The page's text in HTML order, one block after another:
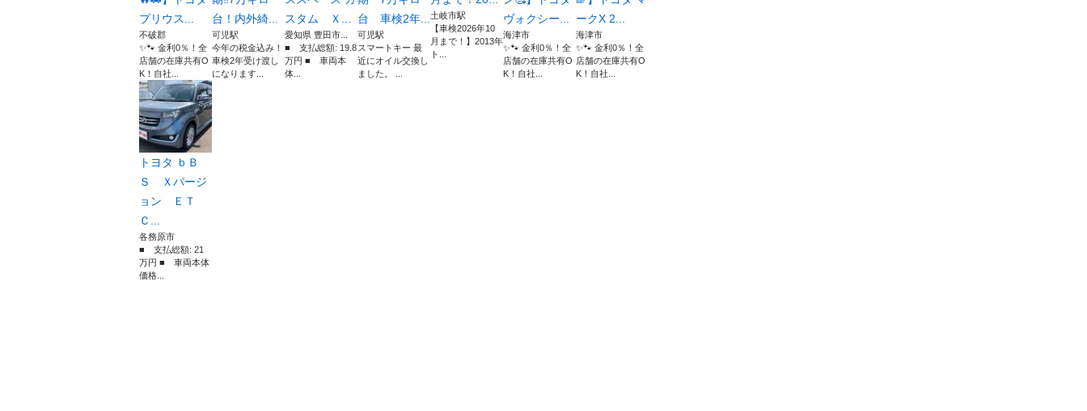
プリウス...
不破郡
✨🐾 金利0％！全
店舗の在庫共有O
K！自社...
台！内外綺...
可児駅
今年の税金込み！
車検2年受け渡し
になります...
スタム Ｘ...
愛知県 豊田市...
■ 支払総額: 19.8
万円 ■ 車両本
体...
台 車検2年...
可児駅
スマートキー 最
近にオイル交換し
ました。 ...
土岐市駅
【車検2026年10
月まで！】2013年
ト...
ヴォクシー...
海津市
✨🐾 金利0％！全
店舗の在庫共有O
K！自社...
ークX 2...
海津市
✨🐾 金利0％！全
店舗の在庫共有O
K！自社...
トヨタ ｂＢ
Ｓ Ｘバージ
ョン ＥＴ
Ｃ...
各務原市
■ 支払総額: 21
万円 ■ 車両本体
価格...